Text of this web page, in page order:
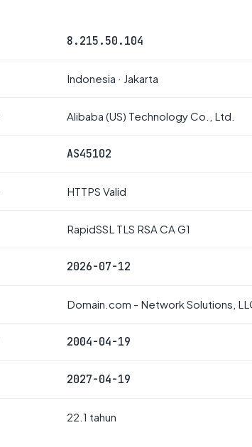
8.215.50.104
Indonesia · Jakarta
Alibaba (US) Technology Co., Ltd.
AS45102
HTTPS Valid
RapidSSL TLS RSA CA G1
2026-07-12
Domain.com - Network Solutions,
2004-04-19
2027-04-19
22.1 tahun